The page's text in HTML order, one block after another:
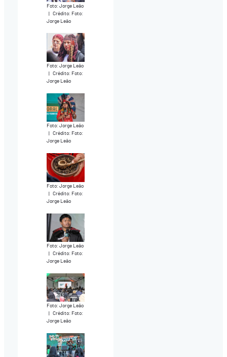
Foto: Jorge Leão
| Crédito: Foto:
Jorge Leão
Foto: Jorge Leão
| Crédito: Foto:
Jorge Leão
Foto: Jorge Leão
| Crédito: Foto:
Jorge Leão
Foto: Jorge Leão
| Crédito: Foto:
Jorge Leão
Foto: Jorge Leão
| Crédito: Foto:
Jorge Leão
Foto: Jorge Leão
| Crédito: Foto:
Jorge Leão